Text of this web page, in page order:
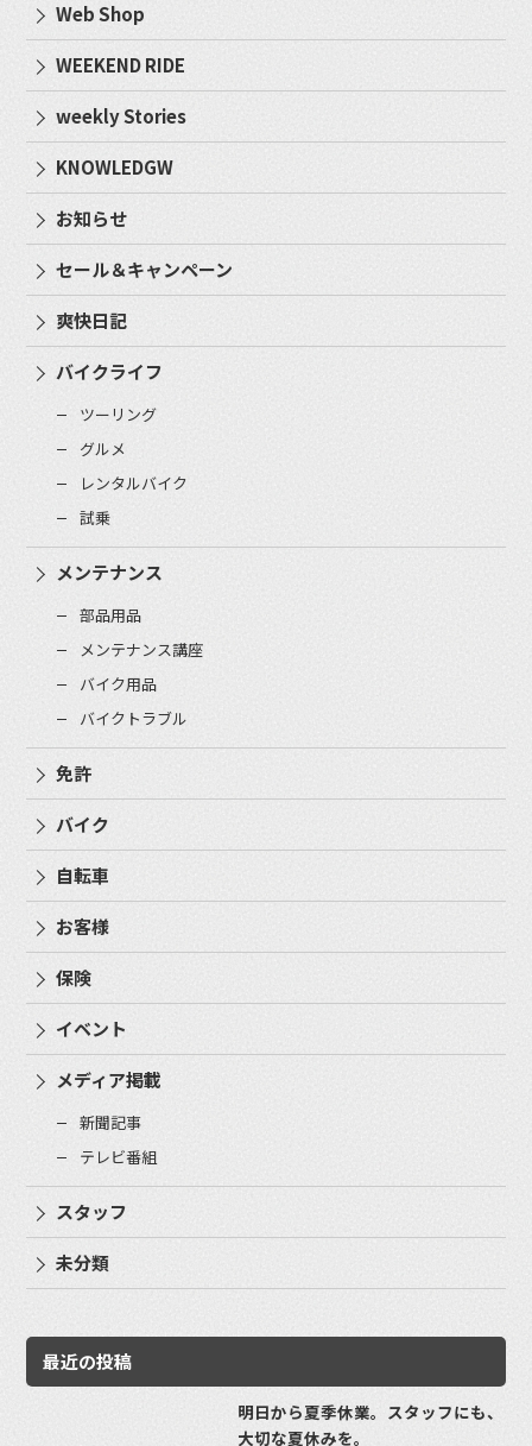
Web Shop
WEEKEND RIDE
weekly Stories
KNOWLEDGW
お知らせ
セール＆キャンペーン
爽快日記
バイクライフ
ツーリング
グルメ
レンタルバイク
試乗
メンテナンス
部品用品
メンテナンス講座
バイク用品
バイクトラブル
免許
バイク
自転車
お客様
保険
イベント
メディア掲載
新聞記事
テレビ番組
スタッフ
未分類
最近の投稿
明日から夏季休業。スタッフにも、
大切な夏休みを。